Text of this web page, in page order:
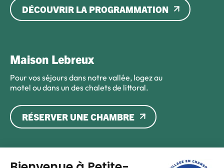
DÉCOUVRIR LA PROGRAMMATION
Maison Lebreux
Pour vos séjours dans notre vallée, logez au
motel ou dans un des chalets de littoral.
RÉSERVER UNE CHAMBRE